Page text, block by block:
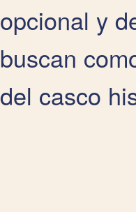
opcional y
buscan
del casco